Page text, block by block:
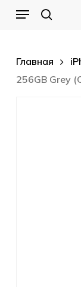
Menu
Главная
256GB Grey